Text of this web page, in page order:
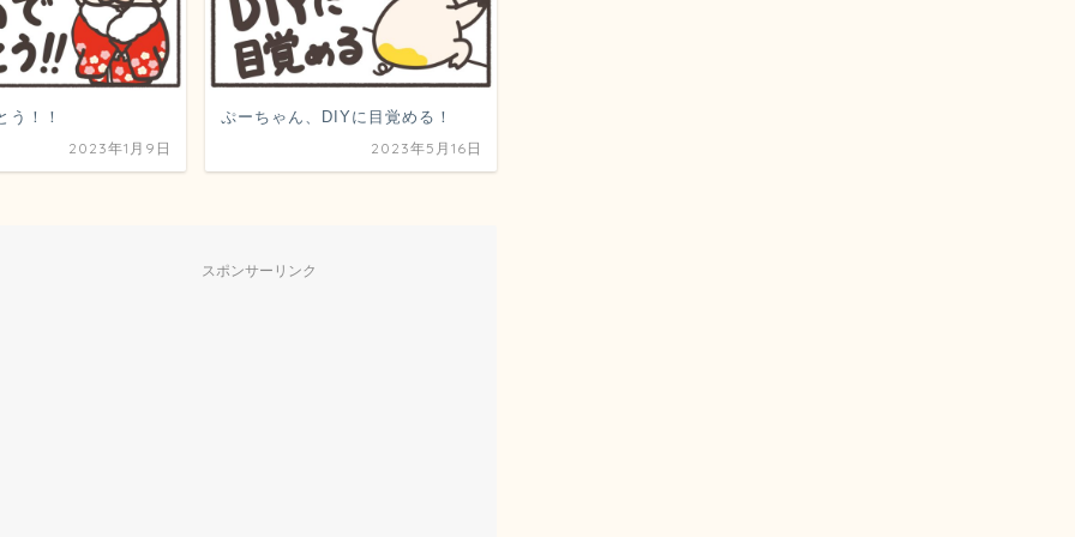
う！！
2023年1月9日
ぷーちゃん、DIYに目覚める！
2023年5月16日
スポンサーリンク